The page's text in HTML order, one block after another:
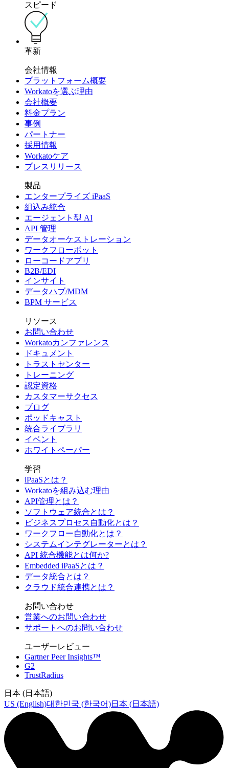
スピード
革新
会社情報
プラットフォーム概要
Workatoを選ぶ理由
会社概要
料金プラン
事例
パートナー
採用情報
Workatoケア
プレスリリース
製品
エンタープライズ iPaaS
組込み統合
エージェント型 AI
API 管理
データオーケストレーション
ワークフローボット
ローコードアプリ
B2B/EDI
インサイト
データハブ/MDM
BPM サービス
リソース
お問い合わせ
Workatoカンファレンス
ドキュメント
トラストセンター
トレーニング
認定資格
カスタマーサクセス
ブログ
ポッドキャスト
統合ライブラリ
イベント
ホワイトペーパー
学習
iPaaSとは？
Workatoを組み込む理由
API管理とは？
ソフトウェア統合とは？
ビジネスプロセス自動化とは？
ワークフロー自動化とは？
システムインテグレーターとは？
API 統合機能とは何か?
Embedded iPaaSとは？
データ統合とは？
クラウド統合連携とは？
お問い合わせ
営業へのお問い合わせ
サポートへのお問い合わせ
ユーザーレビュー
Gartner Peer Insights™
G2
TrustRadius
日本 (日本語)
US (English)대한민국 (한국어)日本 (日本語)